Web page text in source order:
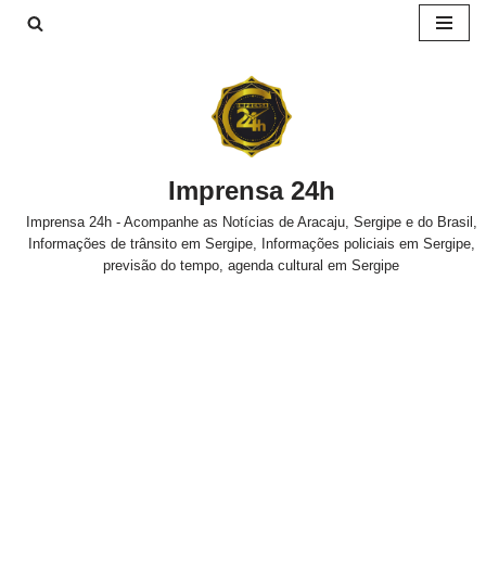
Imprensa 24h
Imprensa 24h - Acompanhe as Notícias de Aracaju, Sergipe e do Brasil,
Informações de trânsito em Sergipe, Informações policiais em Sergipe,
previsão do tempo, agenda cultural em Sergipe